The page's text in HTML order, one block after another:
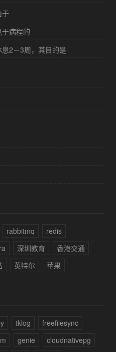
于
病程的
2－3周，其目的是
rabbitmq
redis
深圳教育
香港交通
英特尔 苹果
tklog
freefilesync
genie cloudnativepg